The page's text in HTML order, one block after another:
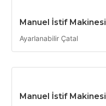
Manuel İstif Makinesi
Ayarlanabilir Çatal
Manuel İstif Makinesi